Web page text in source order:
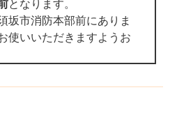
となります。
坂市消防本部前にありま
使いいただきますようお